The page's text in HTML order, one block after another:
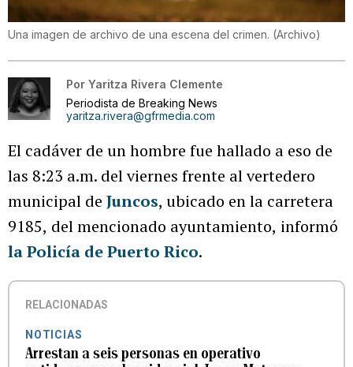
Una imagen de archivo de una escena del crimen. (Archivo)
Por Yaritza Rivera Clemente
Periodista de Breaking News
yaritza.rivera@gfrmedia.com
El cadáver de un hombre fue hallado a eso de
las 8:23 a.m. del viernes frente al vertedero
municipal de Juncos, ubicado en la carretera
9185, delmencionado ayuntamiento, informó
la Policía de Puerto Rico.
RELACIONADAS
NOTICIAS
Arrestan a seis personas en operativo